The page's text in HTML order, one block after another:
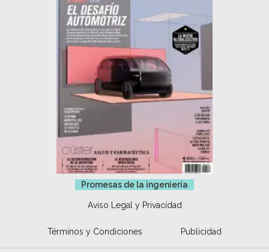
Promesas de la ingeniería
Aviso Legal y Privacidad
Términos y Condiciones Publicidad